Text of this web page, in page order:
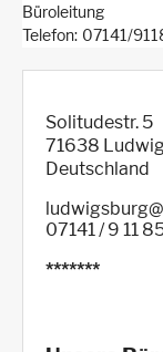
Büroleitung
Telefon 07141/
Solitudestr. 5
71638
Deutschland
07141 / 9 11
*******